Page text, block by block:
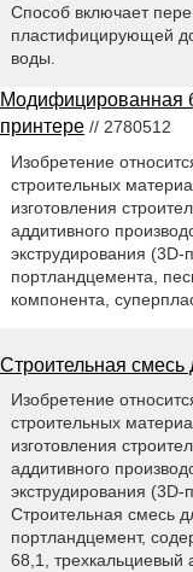
Способ включает
пластифицирующей
воды.
Модифицированная
принтере // 2780512
Изобретение
строительных
изготовления
аддитивного
экструдирования
портландцемента,
компонента,
Строительная смесь
Изобретение
строительных
изготовления
аддитивного
экструдирования (3D-
Строительная смесь
портландцемент,
68,1,